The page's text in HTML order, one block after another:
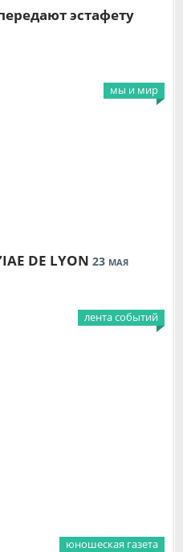
эстафету
мы и мир
DE LYON 23 МАЯ
лента событий
юношеская газета